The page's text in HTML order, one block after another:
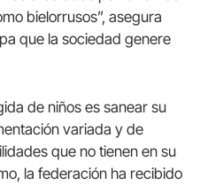
bielorrusos”, asegura
que la sociedad genere
de niños es sanear su
variada y de
que no tienen en su
la federación ha recibido